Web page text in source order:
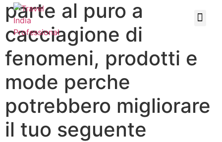
parte al puro a
cacciagione di
fenomeni, prodotti e
mode perche
potrebbero migliorare
il tuo seguente